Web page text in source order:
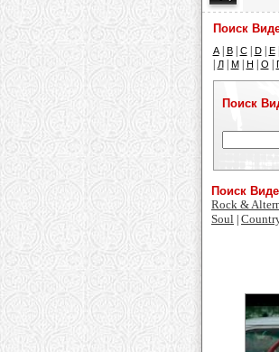
Поиск
A| B| C| D| E|
Л| М| Н О
Поиск
Поиск
Rock &
Soul